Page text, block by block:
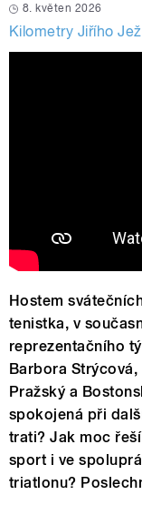
8. květen 2026
Kilometry Jiřího
Hostem
tenistka, v
reprezentačního
Barbora
Pražský a
spokojená při
trati? Jak moc
sport i ve
triatlonu?